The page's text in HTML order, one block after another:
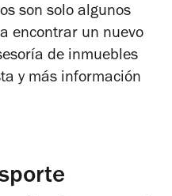
son solo algunos
encontrar un nuevo
de inmuebles
y más información